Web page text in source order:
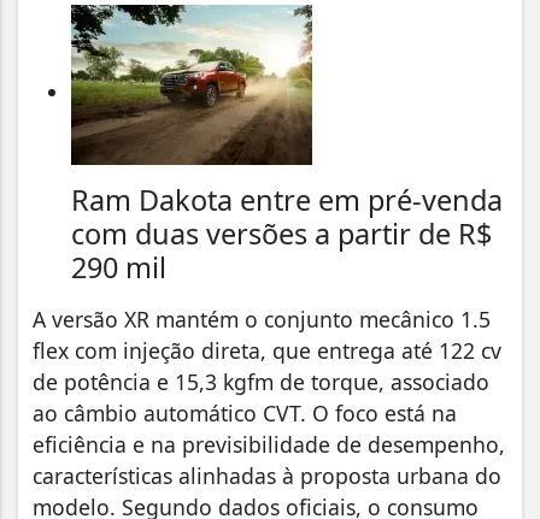
Ram Dakota entre em pré-venda
com duas versões a partir de R$
290 mil
A versão XR mantém o conjunto mecânico 1.5
flex com injeção direta, que entrega até 122 cv
de potência e 15,3 kgfm de torque, associado
ao câmbio automático CVT. O foco está na
eficiência e na previsibilidade de desempenho,
características alinhadas à proposta urbana do
modelo. Segundo dados oficiais, o consumo